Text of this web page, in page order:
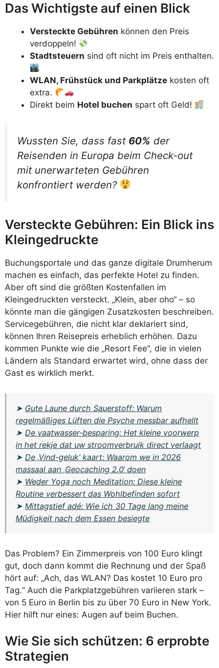
Das Wichtigste auf einen Blick
Versteckte Gebühren können den Preis
verdoppeln!
Stadtsteuern sind oft nicht im Preis enthalten.
WLAN, Frühstück und Parkplätze kosten oft
extra.
Direkt beim Hotel buchen spart oft Geld!
Wussten Sie, dass fast 60% der
Reisenden in Europa beim Check-out
mit unerwarteten Gebühren
konfrontiert werden?
Versteckte Gebühren: Ein Blick ins
Kleingedruckte
Buchungsportale und das ganze digitale Drumherum
machen es einfach, das perfekte Hotel zu finden.
Aber oft sind die größten Kostenfallen im
Kleingedruckten versteckt. „Klein, aber oho“ – so
könnte man die gängigen Zusatzkosten beschreiben.
Servicegebühren, die nicht klar deklariert sind,
können Ihren Reisepreis erheblich erhöhen. Dazu
kommen Punkte wie die „Resort Fee“, die in vielen
Ländern als Standard erwartet wird, ohne dass der
Gast es wirklich merkt.
➤ Gute Laune durch Sauerstoff: Warum
regelmäßiges Lüften die Psyche messbar aufhellt
➤De vaatwasser-besparing: Het kleine voorwerp
in het rekje dat uw stroomverbruik direct verlaagt
➤De ‚Vind-geluk‘ kaart: Waarom we in 2026
massaal aan ‚Geocaching 2.0‘ doen
➤ Weder Yoga noch Meditation: Diese kleine
Routine verbessert das Wohlbefinden sofort
➤Mittagstief adé: Wie ich 30 Tage lang meine
Müdigkeit nach dem Essen besiegte
Das Problem? Ein Zimmerpreis von 100 Euro klingt
gut, doch dann kommt die Rechnung und der Spaß
hört auf: „Ach, das WLAN? Das kostet 10 Euro pro
Tag.“ Auch die Parkplatzgebühren variieren stark –
von 5 Euro in Berlin bis zu über 70 Euro in New York.
Hier hilft nur eines: Augen auf beim Buchen.
Wie Sie sich schützen: 6 erprobte
Strategien